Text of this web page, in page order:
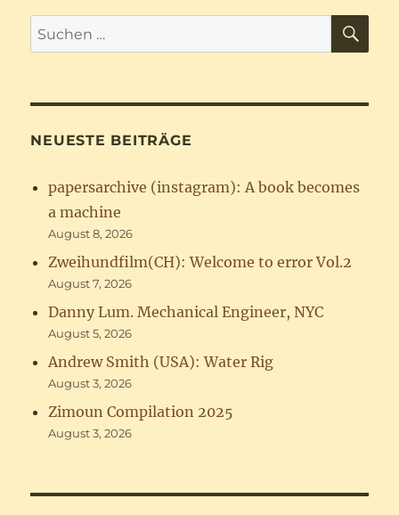
Suchen
nach:
NEUESTE BEITRÄGE
papersarchive (instagram): A book becomes
a machine
August 8, 2026
Zweihundfilm(CH): Welcome to error Vol.2
August 7, 2026
Danny Lum. Mechanical Engineer, NYC
August 5, 2026
Andrew Smith (USA): Water Rig
August 3, 2026
Zimoun Compilation 2025
August 3, 2026